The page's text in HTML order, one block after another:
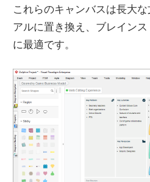
これらのキャンバスは長大
アルに置き換え、ブレイン
に最適です。